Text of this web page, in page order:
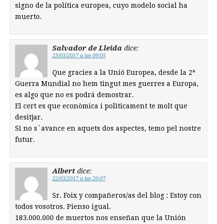
signo de la política europea, cuyo modelo social ha
muerto.
Salvador de Lleida dice:
23/03/2017 a las 09:05
Que gracies a la Unió Europea, desde la 2ª
Guerra Mundial no hem tingut mes guerres a Europa,
es algo que no es podrá demostrar.
El cert es que econòmica i polìticament te molt que
desitjar.
Si no s´avance en aquets dos aspectes, temo pel nostre
futur.
Albert dice:
22/03/2017 a las 20:07
Sr. Foix y compañeros/as del blog : Estoy con
todos vosotros. Pienso igual.
183.000.000 de muertos nos enseñan que la Unión